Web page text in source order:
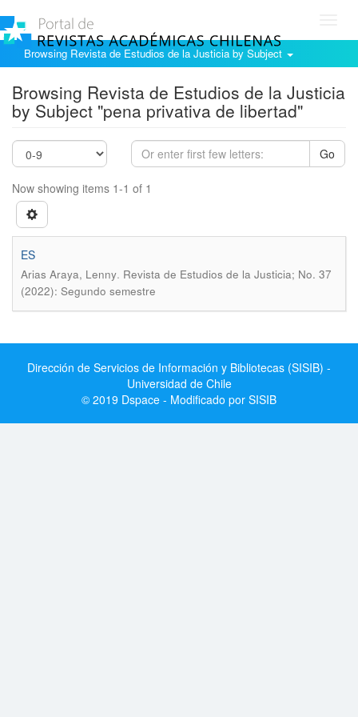
Browsing Revista de Estudios de la Justicia by Subject
Browsing Revista de Estudios de la Justicia
by Subject "pena privativa de libertad"
Go
Now showing items 1-1 of 1
ES
Arias Araya, Lenny. Revista de Estudios de la Justicia; No. 37
(2022): Segundo semestre
Dirección de Servicios de Información y Bibliotecas (SISIB) -
Universidad de Chile
© 2019 Dspace - Modificado por SISIB